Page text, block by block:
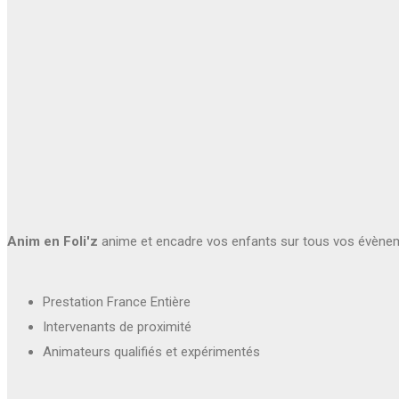
Anim en Foli'z anime et encadre vos enfants sur tous vos
Prestation France Entière
Intervenants de proximité
Animateurs qualifiés et expérimentés